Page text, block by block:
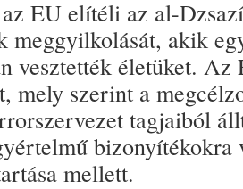
EU elítéli az al-
meggyilkolását, akik
vesztették életüket.
mely szerint a
tagjaiból
bizonyítékokra
mellett.